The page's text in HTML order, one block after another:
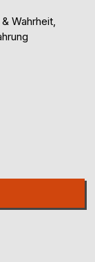
Wahrheit,